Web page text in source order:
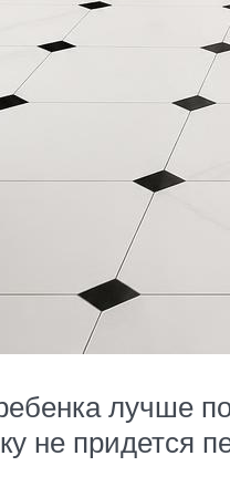
лучше
не придется